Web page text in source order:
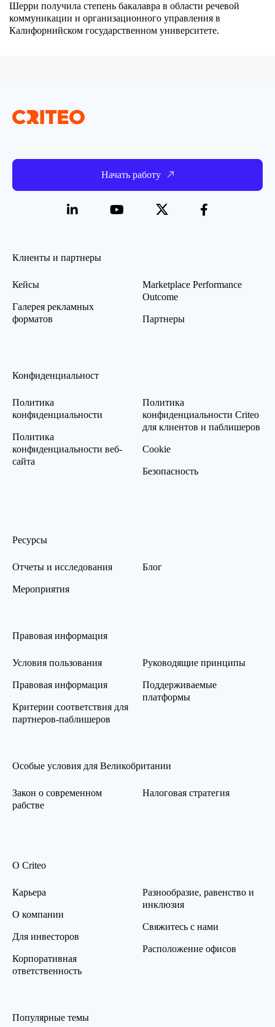
Шерри получила степень бакалавра в области речевой
коммуникации и организационного управления в
Калифорнийском государственном университете.
Начать работу
Клиенты и партнеры
Кейсы
Галерея рекламных
форматов
Marketplace Performance
Outcome
Партнеры
Конфиденциальност
Политика
конфиденциальности
Политика
конфиденциальности веб-
сайта
Политика
конфиденциальности Criteo
для клиентов и паблишеров
Cookie
Безопасность
Ресурсы
Отчеты и исследования
Мероприятия
Блог
Правовая информация
Условия пользования
Правовая информация
Критерии соответствия для
партнеров-паблишеров
Руководящие принципы
Поддерживаемые
платформы
Особые условия для Великобритании
Закон о современном
рабстве
Налоговая стратегия
О Criteo
Карьера
О компании
Для инвесторов
Корпоративная
ответственность
Разнообразие, равенство и
инклюзия
Свяжитесь с нами
Расположение офисов
Популярные темы